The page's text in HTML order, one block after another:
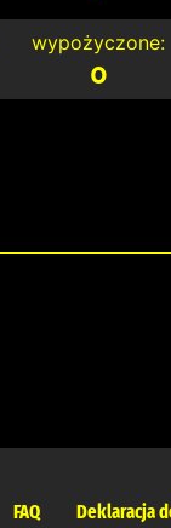
wypożyczone:
0
FAQ Deklaracja